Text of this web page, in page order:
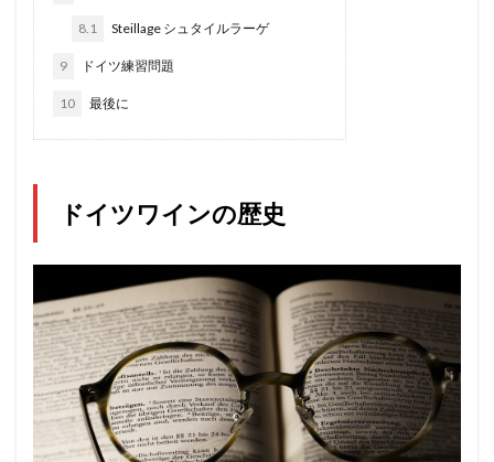
8.1 Steillage シュタイルラーゲ
9 ドイツ練習問題
10 最後に
ドイツワインの歴史